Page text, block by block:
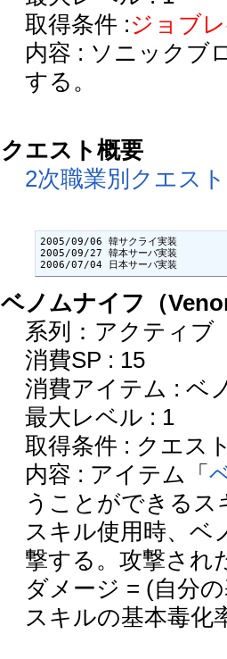
取得条件 :ジョブ
内容 : ソニックブ
する。
クエスト概要
2次職業別クエスト
2005/09/06 韓サクライ実装
2005/09/27 韓本サーバ実装
2006/07/04 日本サーバ実装
ベノムナイフ（
系列：アクティブ
消費SP : 15
消費アイテム : ベ
最大レベル : 1
取得条件 : クエス
内容 : アイテム「
うことができるス
スキル使用時、ベ
撃する。攻撃され
ダメージ = (自分
スキルの基本毒化